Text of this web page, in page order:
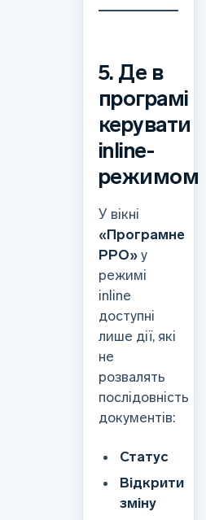
5. Де в
програмі
керувати
inline-
режимом
У вікні
«Програмне
РРО» у
режимі
inline
доступні
лише дії, які
не
розвалять
послідовність
документів:
Статус
Відкрити
зміну